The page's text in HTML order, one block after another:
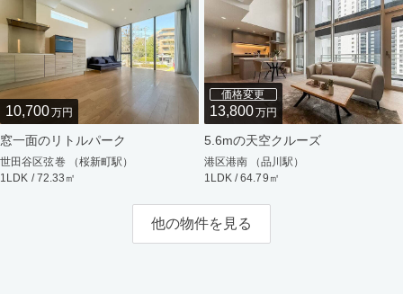
10,700万円
窓一面のリトルパーク
世田谷区弦巻 （桜新町駅）
1LDK / 72.33㎡
価格変更
13,800万円
5.6mの天空クルーズ
港区港南 （品川駅）
1LDK / 64.79㎡
他の物件を見る